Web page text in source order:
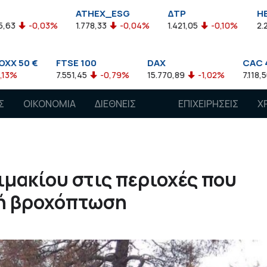
1.778,33 -0,04%
ΔΤΡ
1.421,05 -0,10% 2.211,72 0,13%
100
-0,79%
DAX
15.770,89 -1,02% 7.118,50 -1,15%
ΟΙΚΟΝΟΜΙΑ
ΔΙΕΘΝΕΙΣ
ΕΠΙΧΕΙΡΗΣΕΙΣ
στις περιοχές που
βροχόπτωση